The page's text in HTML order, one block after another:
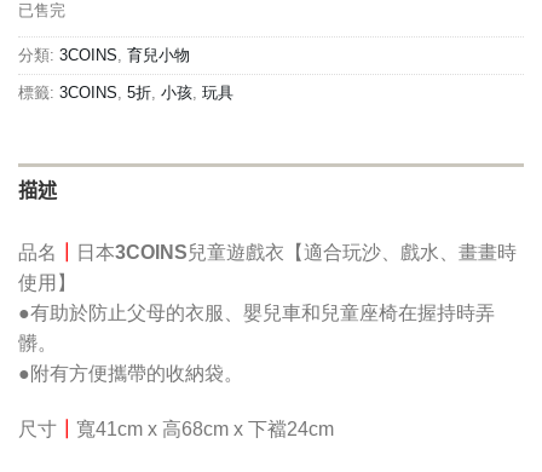
價
格：
NT$550。
價
NT$275。
已售完
分類: 3COINS, 育兒小物
標籤: 3COINS, 5折, 小孩, 玩具
描述
品名 日本3COINS兒童遊戲衣【適合玩沙、戲水、畫畫時
使用】
●有助於防止父母的衣服、嬰兒車和兒童座椅在握持時弄
髒。
●附有方便攜帶的收納袋。
尺寸 寬41cm x 高68cm x 下襠24cm